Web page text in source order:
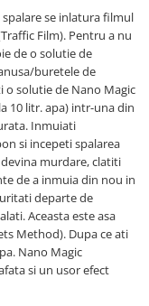
spalare se inlatura filmul
Film). Pentru a nu
de o solutie de
buretele de
o solutie de Nano Magic
10 litr. apa) intr-una din
Inmuiati
si incepeti spalarea
murdare, clatiti
de a inmuia din nou in
departe de
Aceasta este asa
Method). Dupa ce ati
Nano Magic
si un usor efect